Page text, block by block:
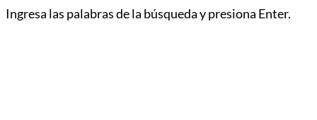
Ingresa las palabras de la búsqueda y presiona Enter.